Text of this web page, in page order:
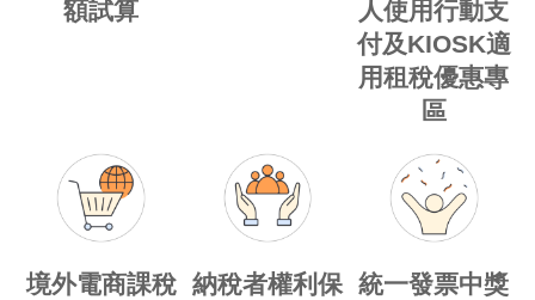
額試算
人使用行動支
付及KIOSK適
用租稅優惠專
區
境外電商課稅 納稅者權利保 統一發票中獎